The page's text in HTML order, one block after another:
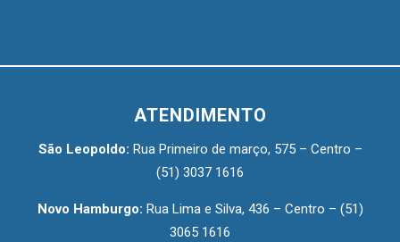
ATENDIMENTO
São Leopoldo: Rua Primeiro de março, 575 – Centro –
(51) 3037 1616
Novo Hamburgo: Rua Lima e Silva, 436 – Centro – (51)
3065 1616